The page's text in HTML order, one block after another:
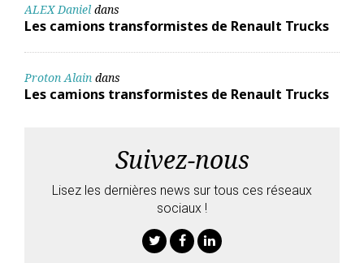
ALEX Daniel dans
Les camions transformistes de Renault Trucks
Proton Alain dans
Les camions transformistes de Renault Trucks
Suivez-nous
Lisez les dernières news sur tous ces réseaux
sociaux !